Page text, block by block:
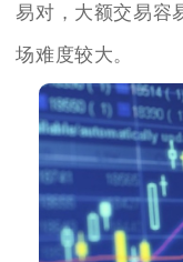
易对，大额交易容
场难度较大。